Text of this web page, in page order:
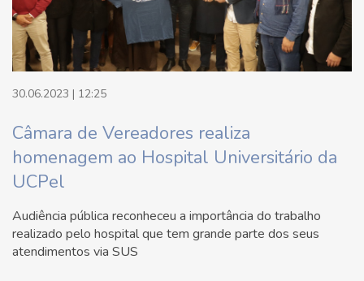
30.06.2023 | 12:25
Câmara de Vereadores realiza
homenagem ao Hospital Universitário da
UCPel
Audiência pública reconheceu a importância do trabalho
realizado pelo hospital que tem grande parte dos seus
atendimentos via SUS